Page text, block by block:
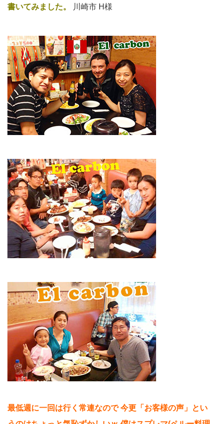
書いてみました。
川崎市 H様
最低週に一回は行く常連なので 今更「お客様の声」とい